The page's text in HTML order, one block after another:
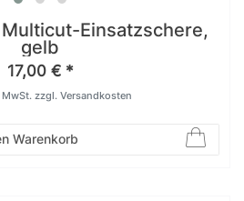
Einsatzschere,
gelb
17,00 € *
Warenkorb
zzgl. Versandkosten